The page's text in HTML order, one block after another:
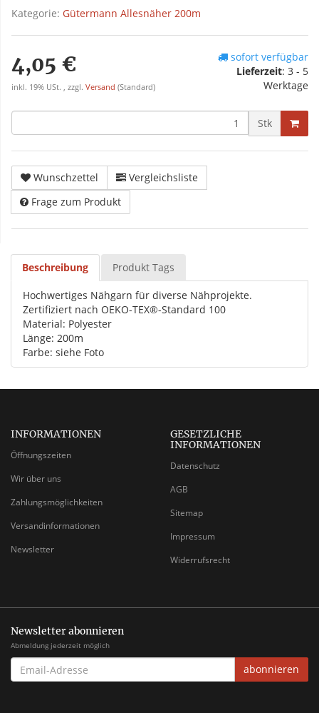
Kategorie: Gütermann Allesnäher 200m
4,05 €
inkl. 19% USt. , zzgl. Versand (Standard)
sofort verfügbar
Lieferzeit: 3 - 5
Werktage
Stk
Wunschzettel
Vergleichsliste
Frage zum Produkt
Beschreibung Produkt Tags
Hochwertiges Nähgarn für diverse Nähprojekte.
Zertifiziert nach OEKO-TEX®-Standard 100
Material: Polyester
Länge: 200m
Farbe: siehe Foto
INFORMATIONEN
Öffnungszeiten
Wir über uns
Zahlungsmöglichkeiten
Versandinformationen
Newsletter
GESETZLICHE
INFORMATIONEN
Datenschutz
AGB
Sitemap
Impressum
Widerrufsrecht
Newsletter abonnieren
Abmeldung jederzeit möglich
EMAIL-
ADRESSE
abonnieren